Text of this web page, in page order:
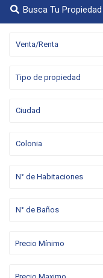
Busca Tu Propiedad
Venta/Renta
Tipo de propiedad
Ciudad
Colonia
N° de Habitaciones
N° de Baños